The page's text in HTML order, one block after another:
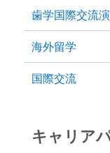
歯学国際交流演
海外留学
国際交流
キャリア